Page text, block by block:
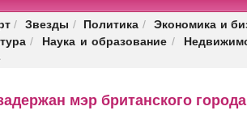
/ Звезды / Политика / Экономика и
/ Наука и образование /
мэр британского города